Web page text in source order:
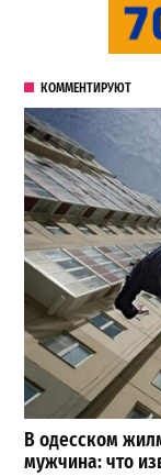
КОММЕНТИРУЮТ
В одесском
мужчина: что